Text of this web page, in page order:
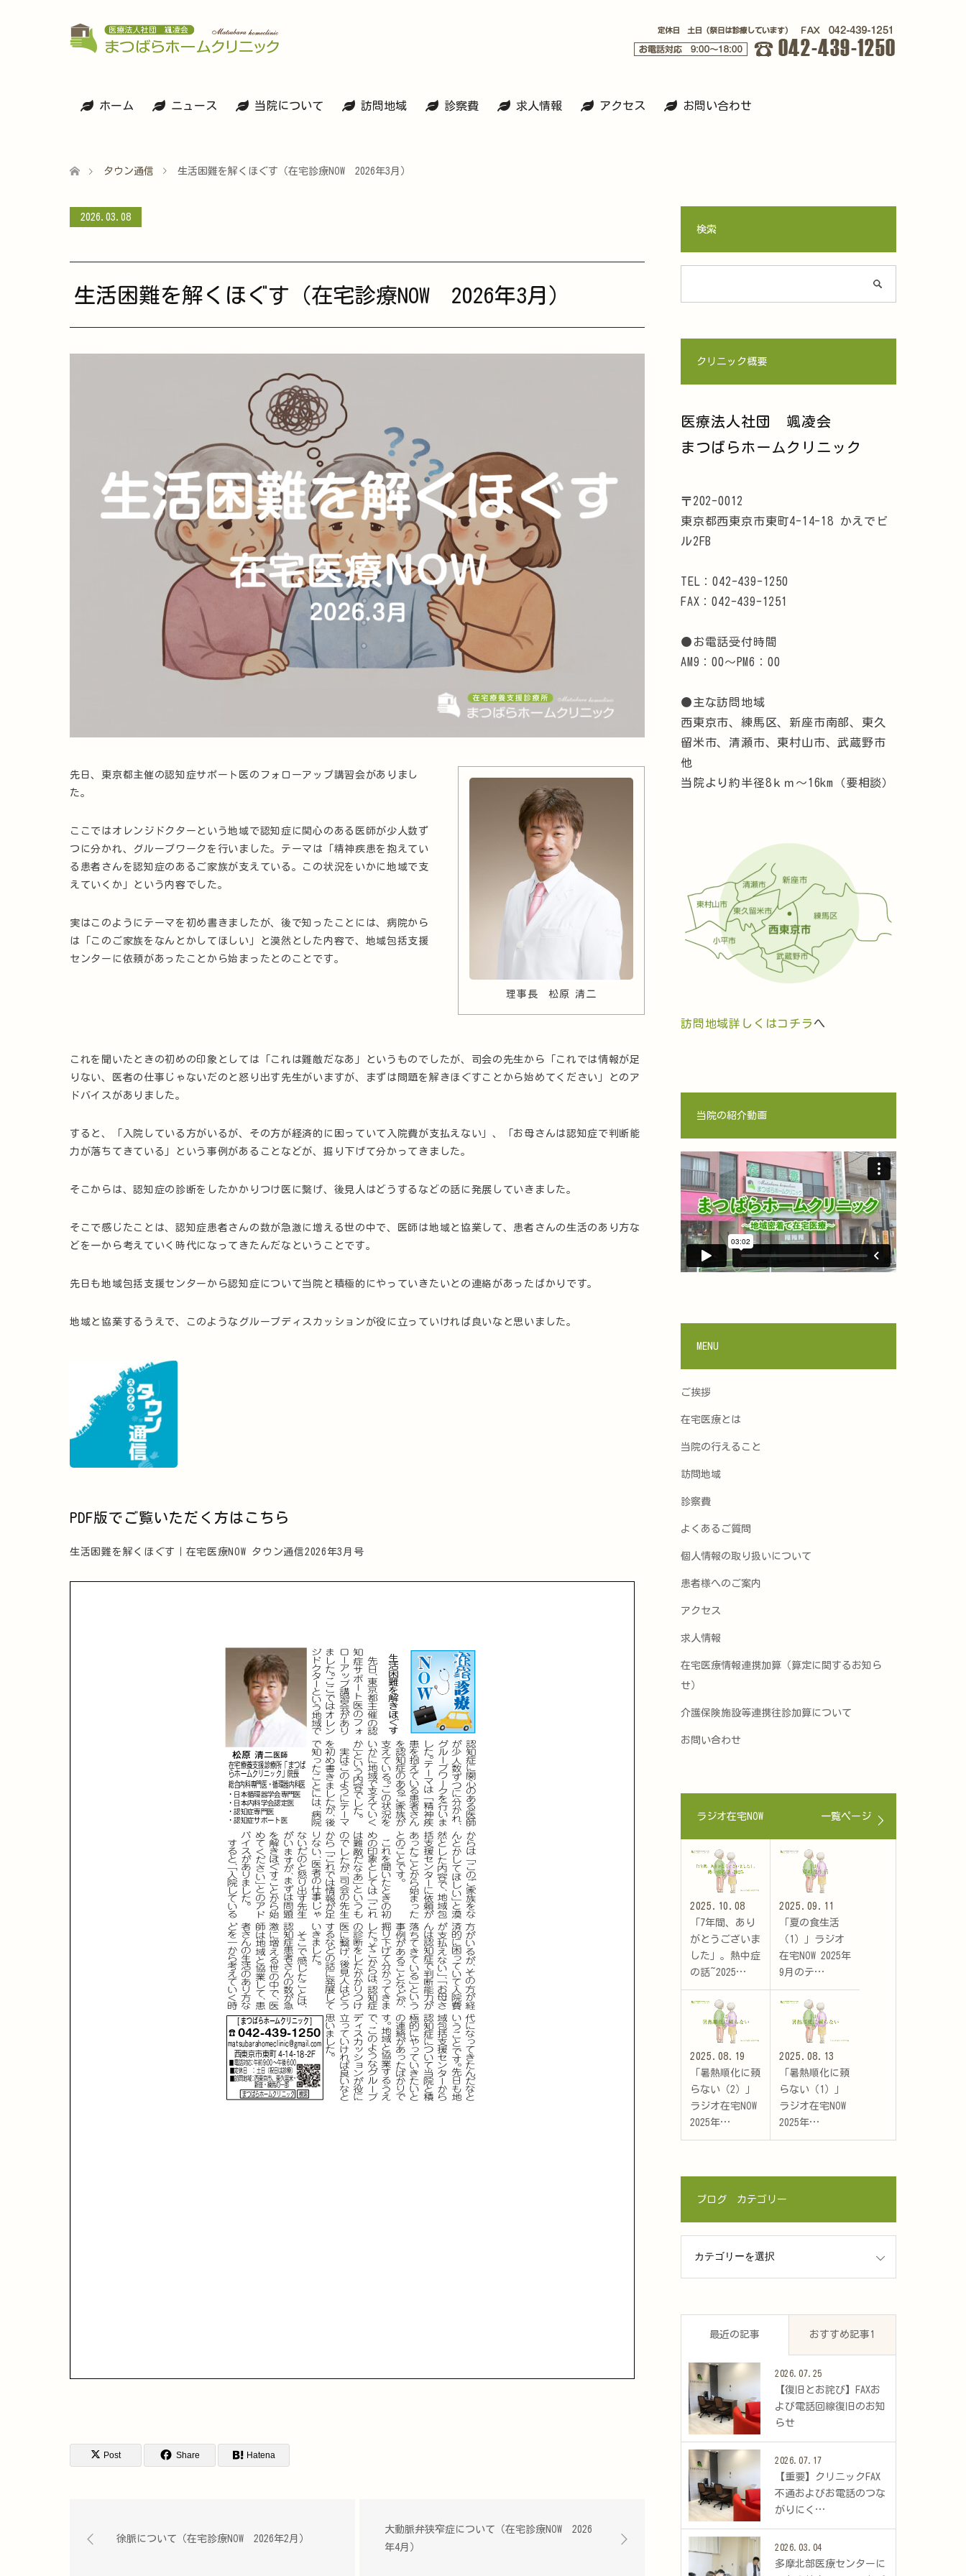
ホーム ニュース 当院について 訪問地域 診察費 求人情報 アクセス お問い合わせ
タウン通信 生活困難を解くほぐす（在宅診療NOW 2026年3月）
2026.03.08
生活困難を解くほぐす（在宅診療NOW 2026年3月）
先日、東京都主催の認知症サポート医のフォローアップ講習会がありまし
た。
ここではオレンジドクターという地域で認知症に関心のある医師が少人数ず
つに分かれ、グループワークを行いました。テーマは「精神疾患を抱えてい
る患者さんを認知症のあるご家族が支えている。この状況をいかに地域で支
えていくか」という内容でした。
実はこのようにテーマを初め書きましたが、後で知ったことには、病院から
は「このご家族をなんとかしてほしい」と漠然とした内容で、地域包括支援
センターに依頼があったことから始まったとのことです。
理事長 松原 清二
これを聞いたときの初めの印象としては「これは難敵だなあ」というものでしたが、司会の先生から「これでは情報が足
りない、医者の仕事じゃないだのと怒り出す先生がいますが、まずは問題を解きほぐすことから始めてください」とのア
ドバイスがありました。
すると、「入院している方がいるが、その方が経済的に困っていて入院費が支払えない」、「お母さんは認知症で判断能
力が落ちてきている」という事例があることなどが、掘り下げて分かってきました。
そこからは、認知症の診断をしたかかりつけ医に繋げ、後見人はどうするなどの話に発展していきました。
そこで感じたことは、認知症患者さんの数が急激に増える世の中で、医師は地域と協業して、患者さんの生活のあり方な
どを一から考えていく時代になってきたんだなということです。
先日も地域包括支援センターから認知症について当院と積極的にやっていきたいとの連絡があったばかりです。
地域と協業するうえで、このようなグループディスカッションが役に立っていければ良いなと思いました。
PDF版でご覧いただく方はこちら
生活困難を解くほぐす｜在宅医療NOW タウン通信2026年3月号
Post Share Hatena
徐脈について（在宅診療NOW 2026年2月）
大動脈弁狭窄症について（在宅診療NOW 2026
年4月）
検索
クリニック概要
医療法人社団 颯凌会
まつばらホームクリニック
〒202-0012
東京都西東京市東町4-14-18 かえでビ
ル2FB
TEL：042-439-1250
FAX：042-439-1251
●お電話受付時間
AM9：00～PM6：00
●主な訪問地域
西東京市、練馬区、新座市南部、東久
留米市、清瀬市、東村山市、武蔵野市
他
当院より約半径8ｋｍ～16km（要相談）
訪問地域詳しくはコチラ へ
当院の紹介動画
MENU
ご挨拶
在宅医療とは
当院の行えること
訪問地域
診察費
よくあるご質問
個人情報の取り扱いについて
患者様へのご案内
アクセス
求人情報
在宅医療情報連携加算（算定に関するお知ら
せ）
介護保険施設等連携往診加算について
お問い合わせ
ラジオ在宅NOW 一覧ページ
2025.10.08
「7年間、あり
がとうございま
した」。熱中症
の話~2025…
2025.09.11
「夏の食生活
（1）」ラジオ
在宅NOW 2025年
9月のテ…
2025.08.19
「暑熱順化に頼
らない（2）」
ラジオ在宅NOW
2025年…
2025.08.13
「暑熱順化に頼
らない（1）」
ラジオ在宅NOW
2025年…
ブログ カテゴリー
最近の記事 おすすめ記事1
2026.07.25
​【復旧とお詫び】FAXお
よび電話回線復旧のお知
らせ
2026.07.17
​【重要】クリニックFAX
不通およびお電話のつな
がりにく…
2026.03.04
多摩北部医療センターに